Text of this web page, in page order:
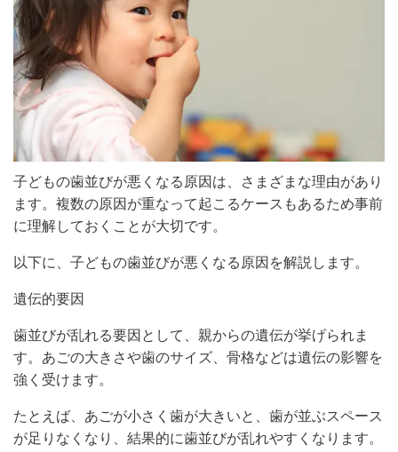
子どもの歯並びが悪くなる原因は、さまざまな理由があり
ます。複数の原因が重なって起こるケースもあるため事前
に理解しておくことが大切です。
以下に、子どもの歯並びが悪くなる原因を解説します。
遺伝的要因
歯並びが乱れる要因として、親からの遺伝が挙げられま
す。あごの大きさや歯のサイズ、骨格などは遺伝の影響を
強く受けます。
たとえば、あごが小さく歯が大きいと、歯が並ぶスペース
が足りなくなり、結果的に歯並びが乱れやすくなります。